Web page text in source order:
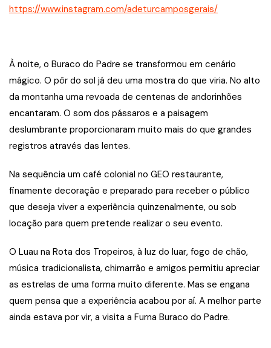
https://www.instagram.com/adeturcamposgerais/
À noite, o Buraco do Padre se transformou em cenário
mágico. O pôr do sol já deu uma mostra do que viria. No alto
da montanha uma revoada de centenas de andorinhões
encantaram. O som dos pássaros e a paisagem
deslumbrante proporcionaram muito mais do que grandes
registros através das lentes.
Na sequência um café colonial no GEO restaurante,
finamente decoração e preparado para receber o público
que deseja viver a experiência quinzenalmente, ou sob
locação para quem pretende realizar o seu evento.
O Luau na Rota dos Tropeiros, à luz do luar, fogo de chão,
música tradicionalista, chimarrão e amigos permitiu apreciar
as estrelas de uma forma muito diferente. Mas se engana
quem pensa que a experiência acabou por aí. A melhor parte
ainda estava por vir, a visita a Furna Buraco do Padre.